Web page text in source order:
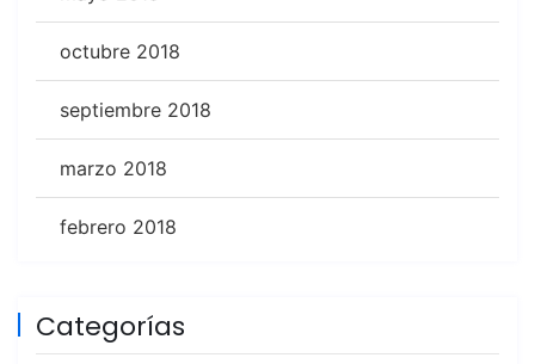
octubre 2018
septiembre 2018
marzo 2018
febrero 2018
Categorías